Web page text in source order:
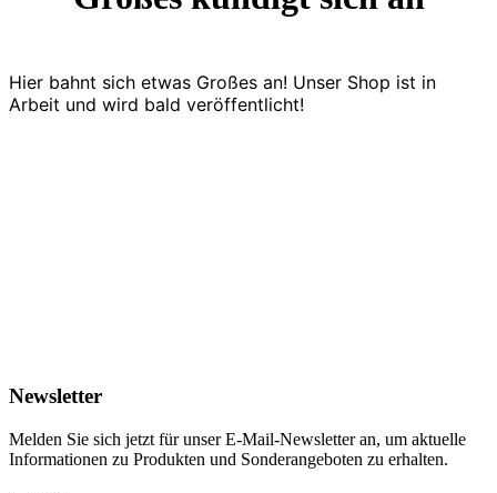
Hier bahnt sich etwas Großes an! Unser Shop ist in
Arbeit und wird bald veröffentlicht!
Newsletter
Melden Sie sich jetzt für unser E-Mail-Newsletter an, um aktuelle
Informationen zu Produkten und Sonderangeboten zu erhalten.